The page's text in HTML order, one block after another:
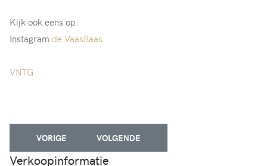
Kijk ook eens op:
Instagram de VaasBaas
VNTG
VORIG ARTIKEL: VINTAGE MEUBEL WINKEL CASTRICUM
VORIGE VOLGENDE ARTIKEL: VINTAGE VAZEN
VOLGENDE
Verkoopinformatie